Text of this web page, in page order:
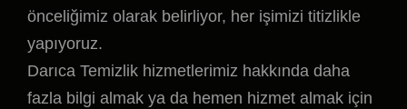
önceliğimiz olarak belirliyor, her işimizi titizlikle
yapıyoruz.
Darıca Temizlik hizmetlerimiz hakkında daha
fazla bilgi almak ya da hemen hizmet almak için